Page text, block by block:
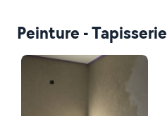
Peinture - Tapisserie